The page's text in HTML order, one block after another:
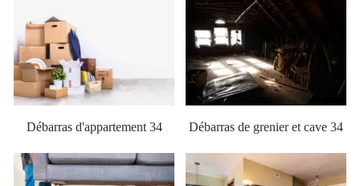
Débarras d'appartement 34 Débarras de grenier et cave 34